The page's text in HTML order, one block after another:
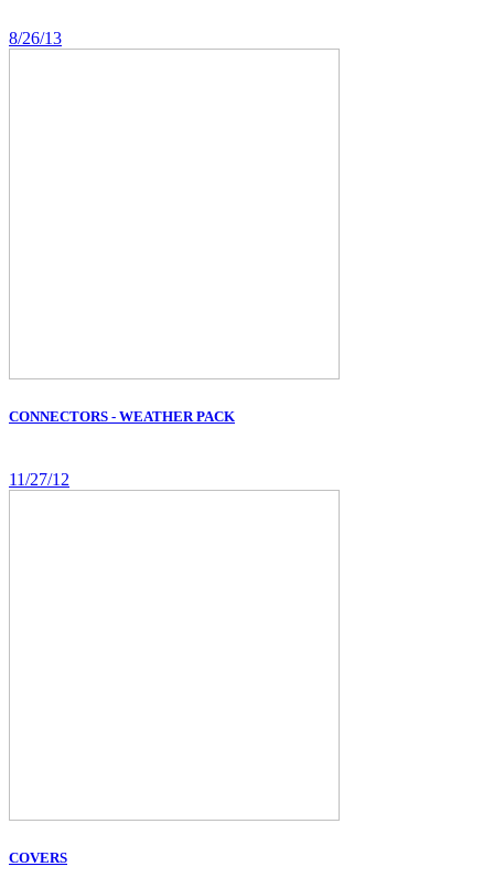
8/26/13
CONNECTORS - WEATHER PACK
11/27/12
COVERS